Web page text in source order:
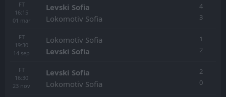
FT
16:15
01 mar
Levski Sofia
Lokomotiv Sofia
4
3
FT
19:30
14 sep
Lokomotiv Sofia
Levski Sofia
1
2
FT
16:30
23 nov
Levski Sofia
Lokomotiv Sofia
2
0